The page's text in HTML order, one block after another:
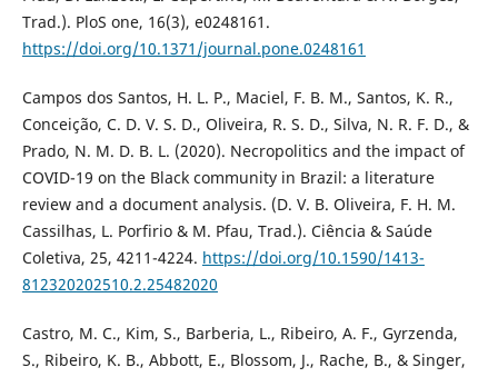
Trad.). PloS one, 16(3), e0248161.
https://doi.org/10.1371/journal.pone.0248161
Campos dos Santos, H. L. P., Maciel, F. B. M., Santos, K. R.,
Conceição, C. D. V. S. D., Oliveira, R. S. D., Silva, N. R. F. D., &
Prado, N. M. D. B. L. (2020). Necropolitics and the impact of
COVID-19 on the Black community in Brazil: a literature
review and a document analysis. (D. V. B. Oliveira, F. H. M.
Cassilhas, L. Porfirio & M. Pfau, Trad.). Ciência & Saúde
Coletiva, 25, 4211-4224. https://doi.org/10.1590/1413-
812320202510.2.25482020
Castro, M. C., Kim, S., Barberia, L., Ribeiro, A. F., Gyrzenda,
S., Ribeiro, K. B., Abbott, E., Blossom, J., Rache, B., & Singer,